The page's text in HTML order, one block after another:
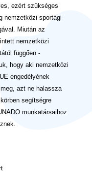
ezért szükséges
nemzetközi sportági
Miután az
nemzetközi
függően -
hogy aki nemzetközi
engedélyének
azt ne halassza
segítségre
munkatársaihoz